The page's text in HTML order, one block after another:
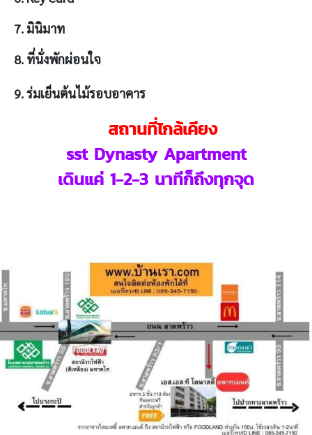
7. มินิมาท
8. ที่นั่งพักผ่อนใจ
9. ร่มเย็นต้นไม้รอบอาคาร
สถานที่ไกล้เคียง
sst Dynasty Apartment
เดินแค่ 1-2-3 นาทีก็ถึงทุกจุด